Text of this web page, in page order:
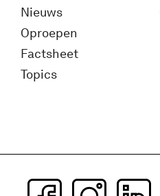
Nieuws
Oproepen
Factsheet
Topics